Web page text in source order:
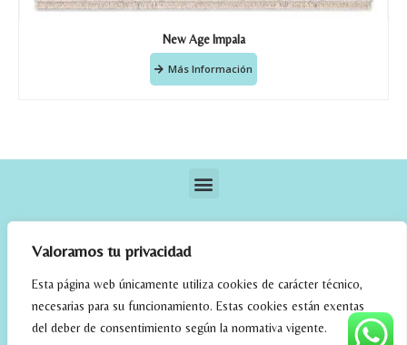
Valoramos tu privacidad
Esta página web únicamente utiliza cookies de carácter técnico,
necesarias para su funcionamiento. Estas cookies están exentas
del deber de consentimiento según la normativa vigente.
New Age Impala
Más Información
elrincondefehmi.com © 2023. Designed By W Media